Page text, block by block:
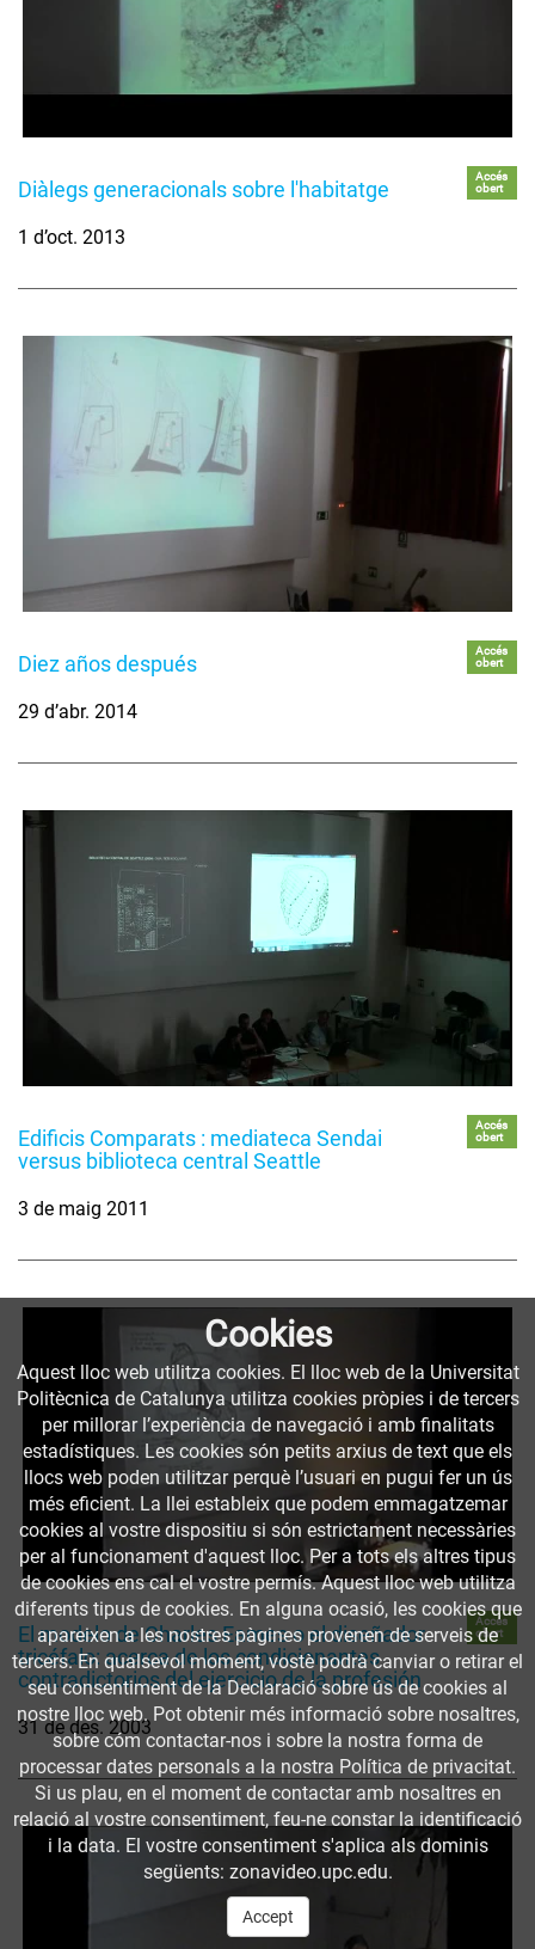
Diàlegs generacionals sobre l'habitatge
Accés
obert
1 d’oct. 2013
Diez años después
Accés
obert
29 d’abr. 2014
Edificis Comparats : mediateca Sendai
versus biblioteca central Seattle
Accés
obert
3 de maig 2011
El modelo de Charles Eames o el diseñador
tricéfalo: acerca de los condicionantes
contradictorios del ejercicio de la profesión
Accés
obert
31 de des. 2003
Cookies
Aquest lloc web utilitza cookies. El lloc web de la Universitat
Politècnica de Catalunya utilitza cookies pròpies i de tercers
per millorar l’experiència de navegació i amb finalitats
estadístiques. Les cookies són petits arxius de text que els
llocs web poden utilitzar perquè l’usuari en pugui fer un ús
més eficient. La llei estableix que podem emmagatzemar
cookies al vostre dispositiu si són estrictament necessàries
per al funcionament d'aquest lloc. Per a tots els altres tipus
de cookies ens cal el vostre permís. Aquest lloc web utilitza
diferents tipus de cookies. En alguna ocasió, les cookies que
apareixen a les nostres pàgines provenen de serveis de
tercers. En qualsevol moment, vostè podrà canviar o retirar el
seu consentiment de la Declaració sobre ús de cookies al
nostre lloc web. Pot obtenir més informació sobre nosaltres,
sobre cóm contactar-nos i sobre la nostra forma de
processar dates personals a la nostra Política de privacitat.
Si us plau, en el moment de contactar amb nosaltres en
relació al vostre consentiment, feu-ne constar la identificació
i la data. El vostre consentiment s'aplica als dominis
següents: zonavideo.upc.edu.
Accept